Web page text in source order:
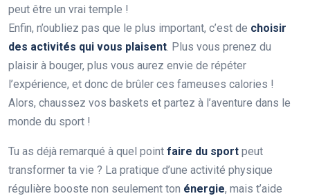
peut être un vrai temple !
Enfin, n’oubliez pas que le plus important, c’est de choisir
des activités qui vous plaisent. Plus vous prenez du
plaisir à bouger, plus vous aurez envie de répéter
l’expérience, et donc de brûler ces fameuses calories !
Alors, chaussez vos baskets et partez à l’aventure dans le
monde du sport !
Tu as déjà remarqué à quel point faire du sport peut
transformer ta vie ? La pratique d’une activité physique
régulière booste non seulement ton énergie, mais t’aide